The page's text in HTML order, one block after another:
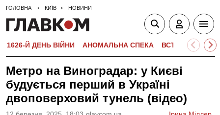
ГОЛОВНА КИЇВ НОВИНИ
1626-Й ДЕНЬ ВІЙНИ АНОМАЛЬНА СПЕКА ВСТУПНА
Метро на Виноградар: у Києві
будується перший в Україні
двоповерховий тунель (відео)